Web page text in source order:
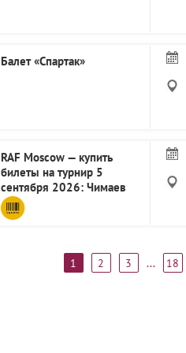
Балет «Спартак»
RAF Moscow — купить
билеты на турнир 5
сентября 2026: Чимаев
vs Вудли в Москве
1 2 3 ... 18